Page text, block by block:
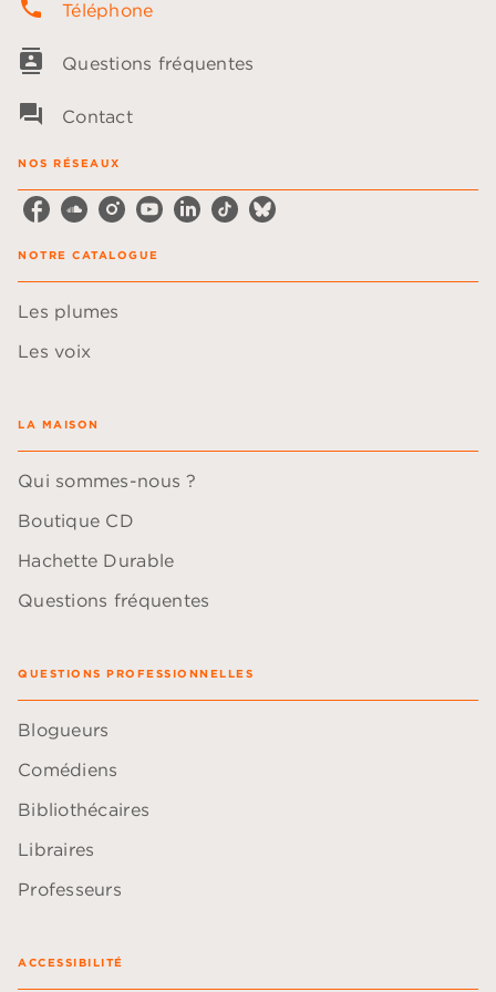
phone Téléphone
contacts Questions fréquentes
question_answer Contact
NOS RÉSEAUX
NOTRE CATALOGUE
Les plumes
Les voix
LA MAISON
Qui sommes-nous ?
Boutique CD
Hachette Durable
Questions fréquentes
QUESTIONS PROFESSIONNELLES
Blogueurs
Comédiens
Bibliothécaires
Libraires
Professeurs
ACCESSIBILITÉ